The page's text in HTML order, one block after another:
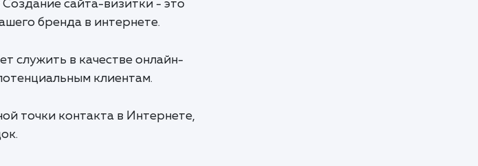
Создание сайта-визитки - это
бренда в интернете.
служить в качестве онлайн-
клиентам.
точки контакта в Интернете,